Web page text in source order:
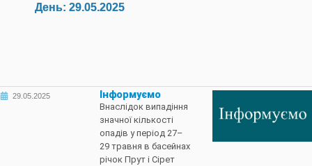
День: 29.05.2025
29.05.2025 Інформуємо
Внаслідок випадіння
значної кількості
опадів у період 27–
29 травня в басейнах
річок Прут і Сірет